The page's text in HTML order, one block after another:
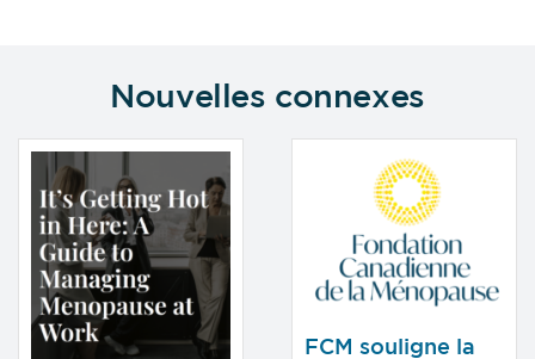
Nouvelles connexes
FCM souligne la